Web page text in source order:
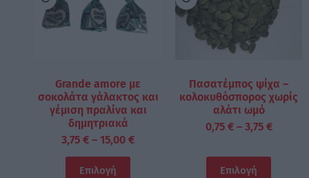
Grande amore με
σοκολάτα γάλακτος και
γέμιση πραλίνα και
δημητριακά
3,75 € – 15,00 €
Επιλογή
Πασατέμπος ψίχα –
κολοκυθόσπορος χωρίς
αλάτι ωμό
0,75 € – 3,75 €
Επιλογή